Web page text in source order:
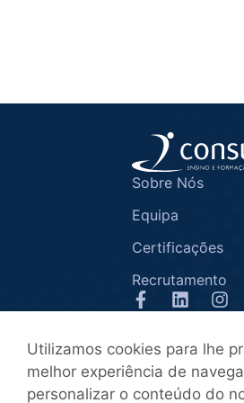
Sobre Nós
Equipa
Certificações
Recrutamento
1ª entidade
Utilizamos cookies para lhe
melhor experiência de
personalizar o conteúdo do